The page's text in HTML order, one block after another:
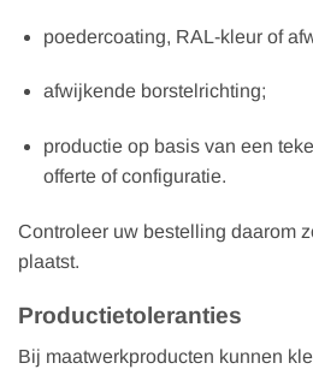
poedercoating, RAL-kleur of
afwijkende borstelrichting;
productie op basis van een
offerte of configuratie.
Controleer uw bestelling daarom
plaatst.
Productietoleranties
Bij maatwerkproducten kunnen